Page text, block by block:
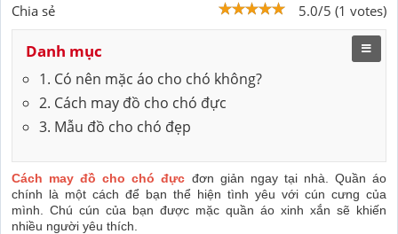
5.0/5 (1 votes)
Chia sẻ
Danh mục
1. Có nên mặc áo cho chó không?
2. Cách may đồ cho chó đực
3. Mẫu đồ cho chó đẹp
Cách may đồ cho chó đực đơn giản ngay tại nhà. Quần áo
chính là một cách để bạn thể hiện tình yêu với cún cưng của
mình. Chú cún của bạn được mặc quần áo xinh xắn sẽ khiến
nhiều người yêu thích.